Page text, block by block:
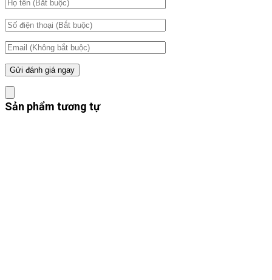
Sản phẩm tương tự